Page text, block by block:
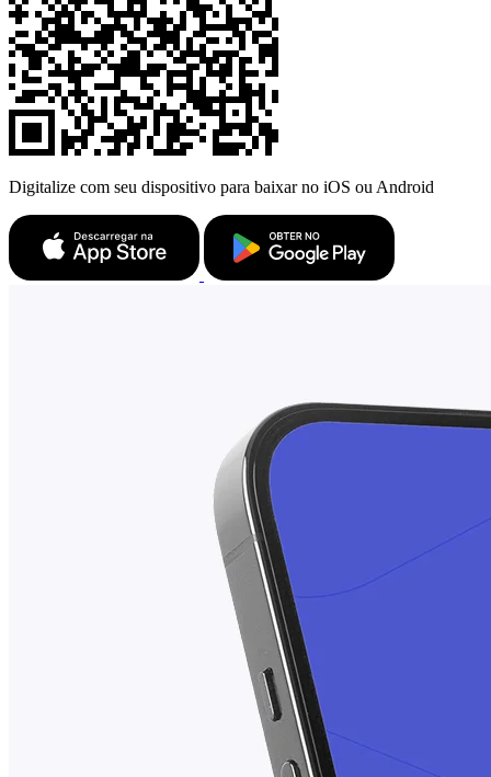
Digitalize com seu dispositivo para baixar no iOS ou Android